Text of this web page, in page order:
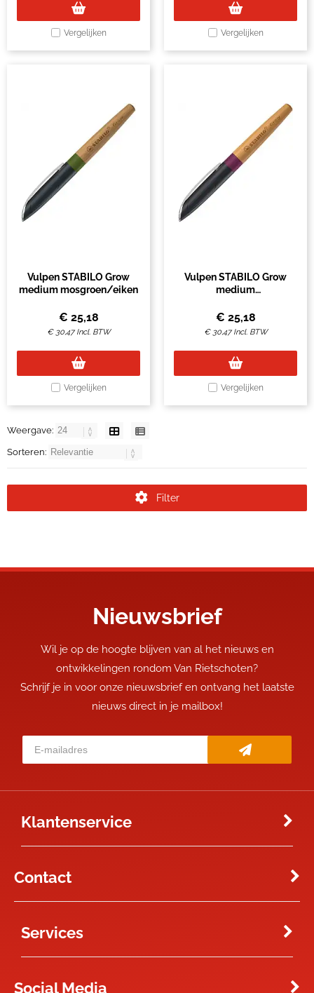
Vergelijken Vergelijken
Vulpen STABILO Grow
medium mosgroen/eiken
€ 25,18
€ 30,47 Incl. BTW
Vergelijken
Vulpen STABILO Grow
medium
€ 25,18
€ 30,47 Incl. BTW
Vergelijken
Weergave:
Sorteren:
Filter
Nieuwsbrief
Wil je op de hoogte blijven van al het nieuws en
ontwikkelingen rondom Van Rietschoten?
Schrijf je in voor onze nieuwsbrief en ontvang het laatste
nieuws direct in je mailbox!
Klantenservice
Contact
Services
Social Media